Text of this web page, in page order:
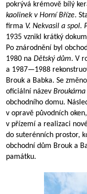
pokrývá krémově bílý
kaolinek v Horní Bříze.
firma V. Nekvasil a spol.
1935 vznikl krátký
Po znárodnění byl
1980 na Dětský dům. V
a 1987—1988
Brouk a Babka. Se
oficiální název Broukárna
obchodního domu.
v opravě původních
v přízemí a realizaci
do suterénních prostor,
obchodní dům Brouk a
památku.